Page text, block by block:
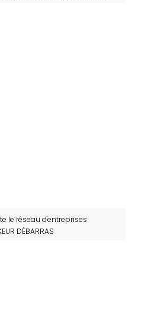
le réseau d'entreprises
DÉBARRAS